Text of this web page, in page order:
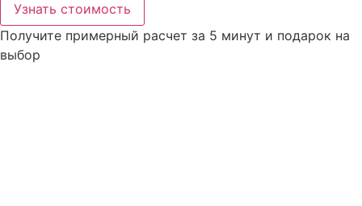
Узнать стоимость
Получите примерный расчет за 5 минут и подарок на
выбор